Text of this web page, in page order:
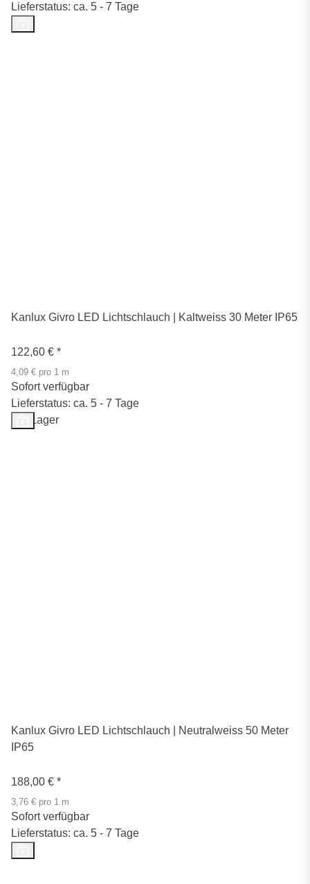
Lieferstatus: ca. 5 - 7 Tage
Kanlux Givro LED Lichtschlauch | Kaltweiss 30 Meter IP65
122,60 € *
4,09 € pro 1 m
Sofort verfügbar
Lieferstatus: ca. 5 - 7 Tage
Auf Lager
Kanlux Givro LED Lichtschlauch | Neutralweiss 50 Meter
IP65
188,00 € *
3,76 € pro 1 m
Sofort verfügbar
Lieferstatus: ca. 5 - 7 Tage